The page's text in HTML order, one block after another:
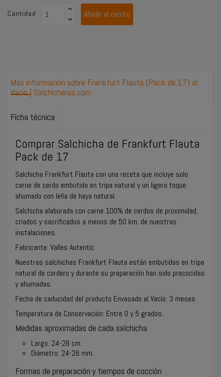
Cantidad Añadir al carrito
Más información sobre Frankfurt Flauta (Pack de 17) al
Vacio | Salchicheros.com
Ficha técnica
Comprar Salchicha de Frankfurt Flauta
Pack de 17
Salchicha Frankfurt Flauta con una receta que incluye solo
carne de cerdo embutida en tripa natural y un ligero toque
ahumado con leña de haya natural.
Salchicha elaborada con carne 100% de cerdos de proximidad,
criados y sacrificados a menos de 50 km. de nuestras
instalaciones.
Fabricante: Valles Autentic
Nuestras salchichas Frankfurt Flauta están embutidas en tripa
natural de cordero y durante su preparación han sido precocidas
y ahumadas.
Fecha de caducidad del producto Envasado al Vacío: 3 meses
Temperatura de Conservación: Entre 0 y 5 grados.
Medidas aproximadas de cada salchicha
Largo: 24-28 cm.
Diámetro: 24-26 mm.
Formas de preparación y tiempos de cocción